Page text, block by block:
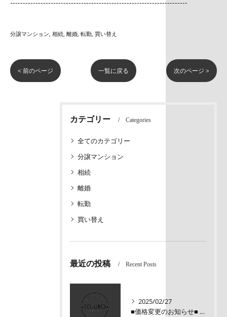
----------------------------------------------------------------------
分譲マンション 相続 離婚 転勤 買い替え
< 前のページ 一覧に戻る 次のページ >
カテゴリー Categories
全てのカテゴリー
分譲マンション
相続
離婚
転勤
買い替え
最近の投稿 Recent Posts
2025/02/27
■価格変更のお知らせ■ メロディーハイム三条堺町2階